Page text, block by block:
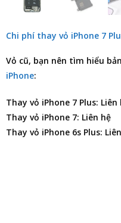
Chi phí thay vỏ iPhone 7
Vỏ cũ, bạn nên tìm hiểu
iPhone:
Thay vỏ iPhone 7 Plus: Liên
Thay vỏ iPhone 7: Liên hệ
Thay vỏ iPhone 6s Plus: